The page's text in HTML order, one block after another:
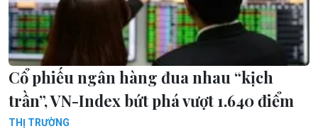
Cổ phiếu ngân hàng đua nhau “kịch
trần”, VN-Index bứt phá vượt 1.640 điểm
THỊ TRƯỜNG